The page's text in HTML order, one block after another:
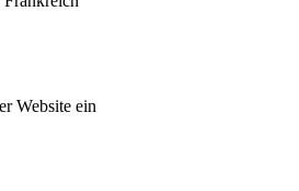
Website ein